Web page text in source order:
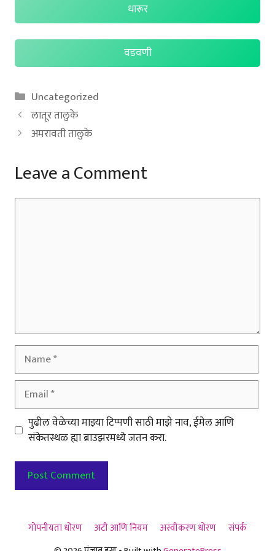
धारूर
वडवणी
Categories
Uncategorized
लातूर तालुके
अमरावती तालुके
Leave a Comment
Comment
Name
Email
पुढील वेळेच्या माझ्या टिप्पणी साठी माझे नाव, ईमेल आणि
संकेतस्थळ ह्या ब्राउझरमध्ये जतन करा.
गोपनीयता धोरण अटी आणि नियम अस्वीकरण धोरण
संपर्क